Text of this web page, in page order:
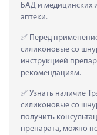
БАД и медицинских
аптеки.
Перед
силиконовые со
инструкцией
рекомендациям.
Узнать наличие
силиконовые со
получить
препарата, можно